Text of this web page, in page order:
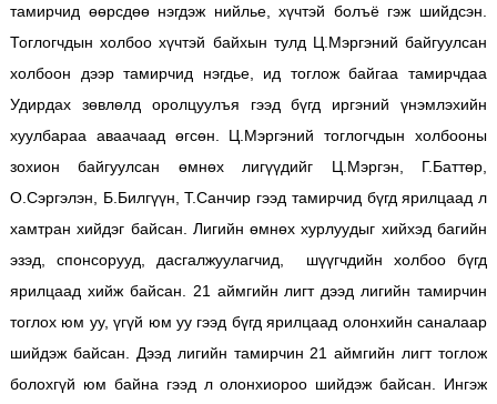
тамирчид өөрсдөө нэгдэж нийлье, хүчтэй болъё гэж шийдсэн.
Тоглогчдын холбоо хүчтэй байхын тулд Ц.Мэргэний байгуулсан
холбоон дээр тамирчид нэгдье, ид тоглож байгаа тамирчдаа
Удирдах зөвлөлд оролцуулъя гээд бүгд иргэний үнэмлэхийн
хуулбараа аваачаад өгсөн. Ц.Мэргэний тоглогчдын холбооны
зохион байгуулсан өмнөх лигүүдийг Ц.Мэргэн, Г.Баттөр,
О.Сэргэлэн, Б.Билгүүн, Т.Санчир гээд тамирчид бүгд ярилцаад л
хамтран хийдэг байсан. Лигийн өмнөх хурлуудыг хийхэд багийн
эзэд, спонсорууд, дасгалжуулагчид, шүүгчдийн холбоо бүгд
ярилцаад хийж байсан. 21 аймгийн лигт дээд лигийн тамирчин
тоглох юм уу, үгүй юм уу гээд бүгд ярилцаад олонхийн саналаар
шийдэж байсан. Дээд лигийн тамирчин 21 аймгийн лигт тоглож
болохгүй юм байна гээд л олонхиороо шийдэж байсан. Ингэж